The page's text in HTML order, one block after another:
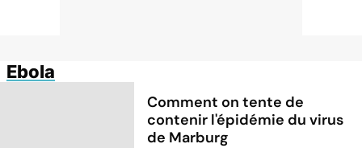
Ebola
Comment on tente de
contenir l'épidémie du virus
de Marburg